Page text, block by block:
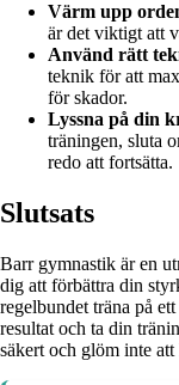
Värm upp
är det viktigt att
Använd rätt
teknik för att
för skador.
Lyssna på din
träningen, sluta
redo att fortsätta.
Slutsats
Barr gymnastik är en
dig att förbättra din
regelbundet träna på
resultat och ta din
säkert och glöm inte